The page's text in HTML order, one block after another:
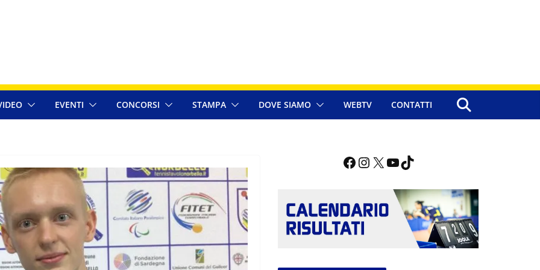
EVENTI CONCORSI STAMPA DOVE SIAMO WEBTV CONTATTI
Facebook InstagramX YouTube TikTok